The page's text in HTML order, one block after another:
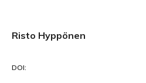
Risto Hyppönen
DOI: